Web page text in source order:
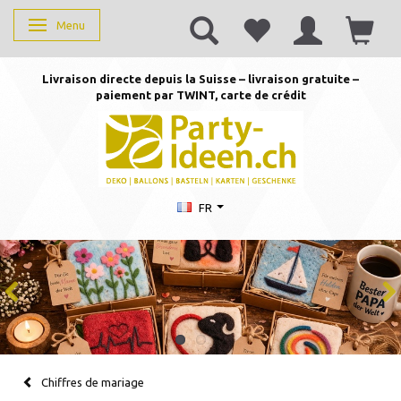
Basculer la navigation
Menu
Livraison directe depuis la Suisse – livraison gratuite –
paiement par TWINT, carte de crédit
FR
Chiffres de mariage